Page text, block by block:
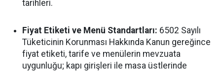
tarihleri.
Fiyat Etiketi ve Menü Standartları: 6502 Sayılı
Tüketicinin Korunması Hakkında Kanun gereğince
fiyat etiketi, tarife ve menülerin mevzuata
uygunluğu; kapı girişleri ile masa üstlerinde